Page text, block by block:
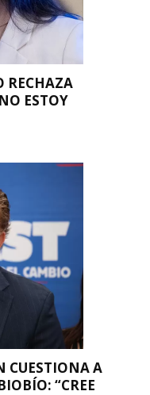
RECHAZA
ESTOY
CUESTIONA A
“CREE